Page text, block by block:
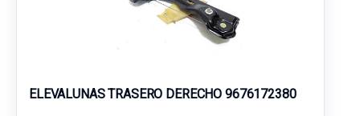
ELEVALUNAS TRASERO DERECHO 9676172380